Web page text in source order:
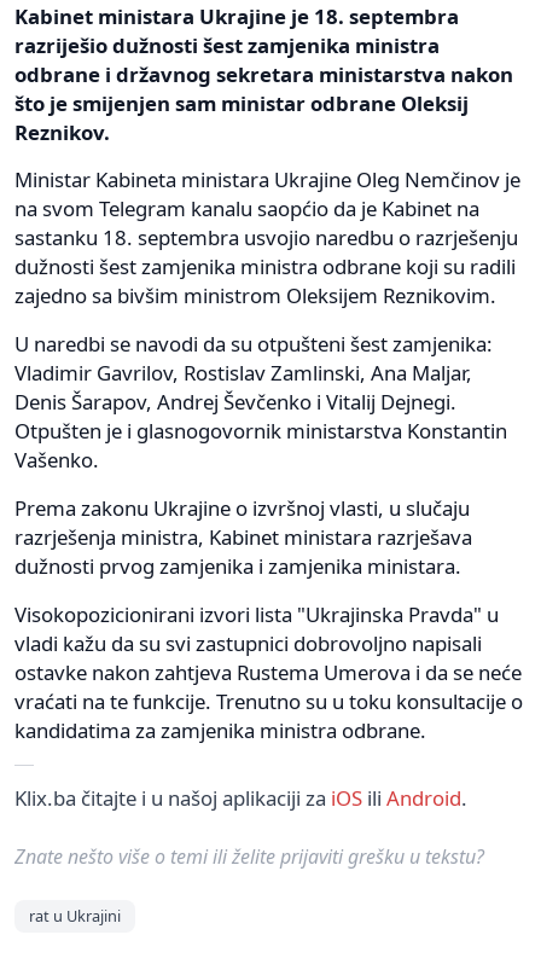
Kabinet ministara Ukrajine je 18. septembra
razriješio dužnosti šest zamjenika ministra
odbrane i državnog sekretara ministarstva nakon
što je smijenjen sam ministar odbrane Oleksij
Reznikov.
Ministar Kabineta ministara Ukrajine Oleg Nemčinov je
na svom Telegram kanalu saopćio da je Kabinet na
sastanku 18. septembra usvojio naredbu o razrješenju
dužnosti šest zamjenika ministra odbrane koji su radili
zajedno sa bivšim ministrom Oleksijem Reznikovim.
U naredbi se navodi da su otpušteni šest zamjenika:
Vladimir Gavrilov, Rostislav Zamlinski, Ana Maljar,
Denis Šarapov, Andrej Ševčenko i Vitalij Dejnegi.
Otpušten je i glasnogovornik ministarstva Konstantin
Vašenko.
Prema zakonu Ukrajine o izvršnoj vlasti, u slučaju
razrješenja ministra, Kabinet ministara razrješava
dužnosti prvog zamjenika i zamjenika ministara.
Visokopozicionirani izvori lista "Ukrajinska Pravda" u
vladi kažu da su svi zastupnici dobrovoljno napisali
ostavke nakon zahtjeva Rustema Umerova i da se neće
vraćati na te funkcije. Trenutno su u toku konsultacije o
kandidatima za zamjenika ministra odbrane.
Klix.ba čitajte i u našoj aplikaciji za iOS ili Android.
Znate nešto više o temi ili želite prijaviti grešku u tekstu?
rat u Ukrajini